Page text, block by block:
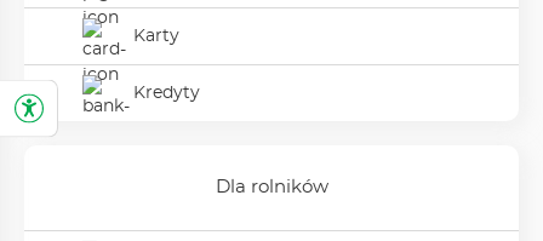
Karty w podmenu
Karty
Kredytyw podmenu
Kredyty
Dla rolników